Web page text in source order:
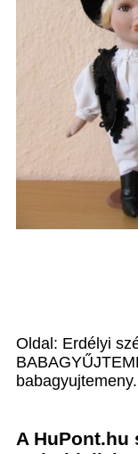
Oldal: Erdélyi
A HuPont.hu